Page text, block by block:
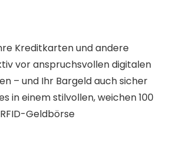
Kreditkarten und andere
vor anspruchsvollen digitalen
– und Ihr Bargeld auch sicher
in einem stilvollen, weichen 100
Geldbörse